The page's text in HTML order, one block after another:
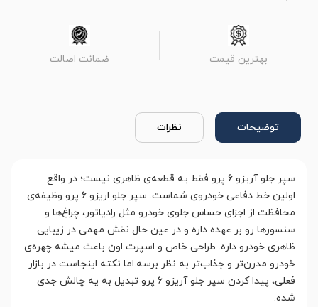
بهترین قیمت ضمانت اصالت
توضیحات نظرات
سپر جلو آریزو 6 پرو فقط یه قطعه‌ی ظاهری نیست؛ در واقع
اولین خط دفاعی خودروی شماست. سپر جلو اریزو ۶ پرو وظیفه‌ی
محافظت از اجزای حساس جلوی خودرو مثل رادیاتور، چراغ‌ها و
سنسورها رو بر عهده داره و در عین حال نقش مهمی در زیبایی
ظاهری خودرو داره. طراحی خاص و اسپرت اون باعث میشه چهره‌ی
خودرو مدرن‌تر و جذاب‌تر به نظر برسه.اما نکته اینجاست در بازار
فعلی، پیدا کردن سپر جلو آریزو 6 پرو تبدیل به یه چالش جدی
شده.